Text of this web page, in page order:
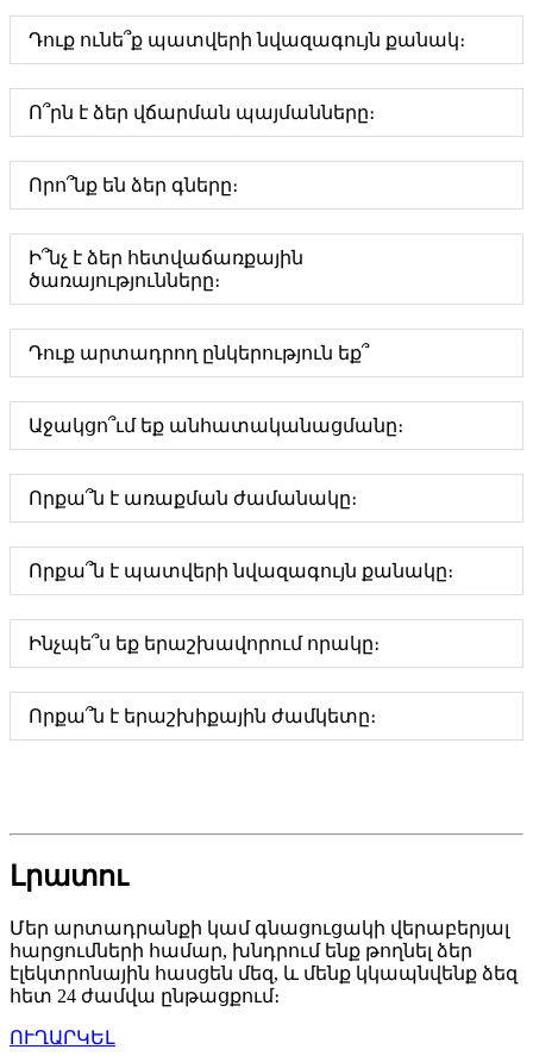
Դուք ունե՞ք պատվերի նվազագույն քանակ։
Ո՞րն է ձեր վճարման պայմանները։
Որո՞նք են ձեր գները։
Ի՞նչ է ձեր հետվաճառքային
ծառայությունները։
Դուք արտադրող ընկերություն եք՞
Աջակցո՞ւմ եք անհատականացմանը։
Որքա՞ն է առաքման ժամանակը։
Որքա՞ն է պատվերի նվազագույն քանակը։
Ինչպե՞ս եք երաշխավորում որակը։
Որքա՞ն է երաշխիքային ժամկետը։
Լրատու
Մեր արտադրանքի կամ գնացուցակի վերաբերյալ
հարցումների համար, խնդրում ենք թողնել ձեր
էլեկտրոնային հասցեն մեզ, և մենք կկապնվենք ձեզ
հետ 24 ժամվա ընթացքում։
ՈՒՂԱՐԿԵԼ